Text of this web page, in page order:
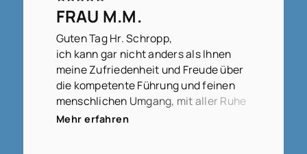
FRAU M.M.
Guten Tag Hr. Schropp,
ich kann gar nicht anders als Ihnen
meine Zufriedenheit und Freude über
die kompetente Führung und feinen
menschlichen Umgang, mit aller Ruhe
und Klarheit in der Vorgehensweise,
Mehr erfahren